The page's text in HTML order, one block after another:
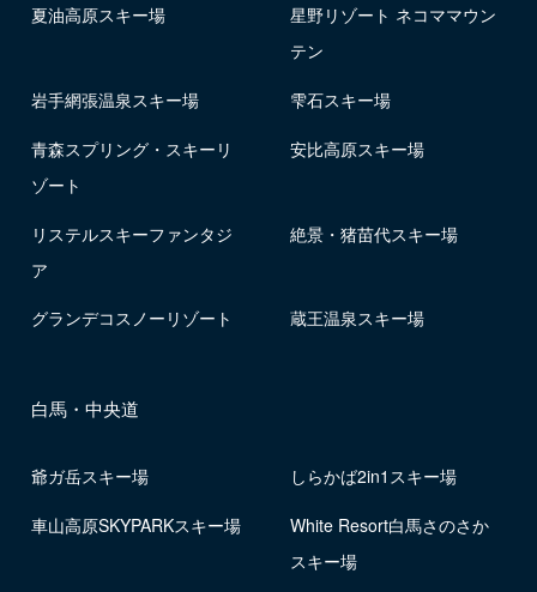
夏油高原スキー場
星野リゾート ネコママウン
テン
岩手網張温泉スキー場 雫石スキー場
青森スプリング・スキーリ
ゾート
安比高原スキー場
リステルスキーファンタジ
ア
絶景・猪苗代スキー場
グランデコスノーリゾート 蔵王温泉スキー場
白馬・中央道
爺ガ岳スキー場 しらかば2in1スキー場
車山高原SKYPARKスキー場
White Resort白馬さのさか
スキー場